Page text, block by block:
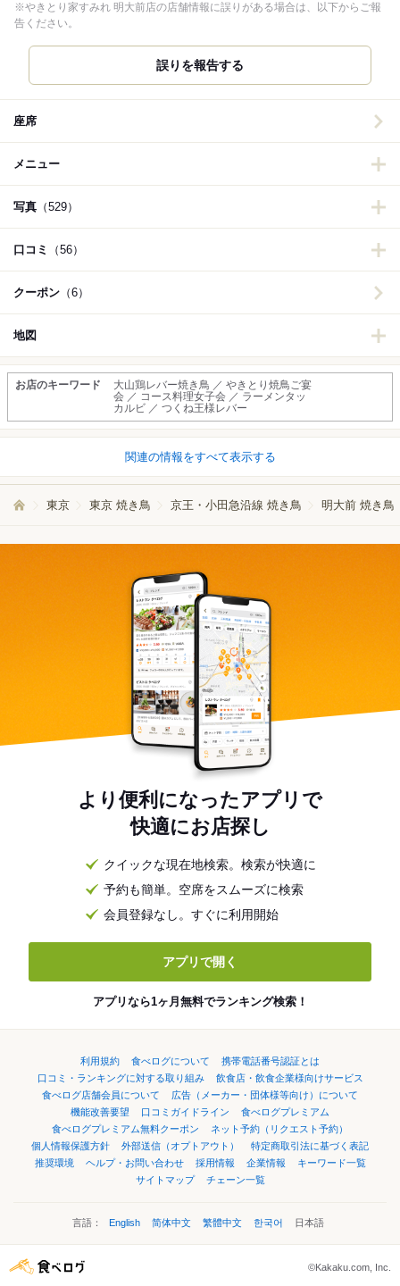
※やきとり家すみれ 明大前店の店舗情報に誤りがある場合は、以下からご報
告ください。
誤りを報告する
座席
メニュー
写真 （529）
口コミ （56）
クーポン （6）
地図
お店のキーワード
大山鶏レバー焼き鳥 ／ やきとり焼鳥ご宴
会 ／ コース料理女子会 ／ ラーメンタッ
カルビ ／ つくね王様レバー
関連の情報をすべて表示する
東京 東京 焼き鳥 京王・小田急沿線 焼き鳥 明大前 焼き鳥
より便利になったアプリで
快適にお店探し
クイックな現在地検索。検索が快適に
予約も簡単。空席をスムーズに検索
会員登録なし。すぐに利用開始
アプリで開く
アプリなら1ヶ月無料でランキング検索！
利用規約 食べログについて
携帯電話番号認証とは
口コミ・ランキングに対する取り組み
飲食店・飲食企業様向けサービス
食べログ店舗会員について
広告（メーカー・団体様等向け）について
機能改善要望
口コミガイドライン
食べログプレミアム
食べログプレミアム無料クーポン
ネット予約（リクエスト予約）
個人情報保護方針
外部送信（オプトアウト）
特定商取引法に基づく表記
推奨環境
ヘルプ・お問い合わせ 採用情報 企業情報
キーワード一覧
サイトマップ
チェーン一覧
言語： English 简体中文 繁體中文 한국어 日本語
©Kakaku.com, Inc.